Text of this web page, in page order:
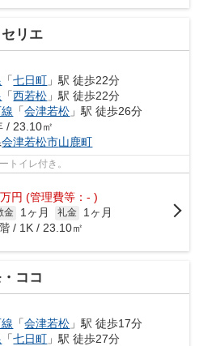
リエ
「七日町 」駅 徒歩22分
「西若松 」駅 徒歩22分
「会津若松 」駅 徒歩26分
/ 23.10㎡
会津若松市山鹿町
トイレ付き。
万円 (管理費等：- )
金 1ヶ月 礼金
1ヶ月
/ 1K / 23.10㎡
ココ
「会津若松 」駅 徒歩17分
「七日町 」駅 徒歩27分